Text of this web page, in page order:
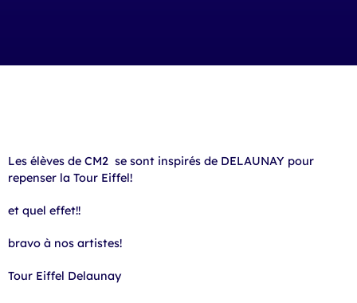
Les élèves de CM2 se sont inspirés de DELAUNAY pour
repenser la Tour Eiffel!
et quel effet!!
bravo à nos artistes!
Tour Eiffel Delaunay